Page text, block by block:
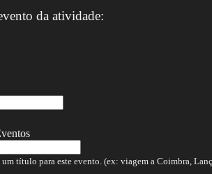
da atividade:
título para este evento. (ex: viagem a Coimbra,